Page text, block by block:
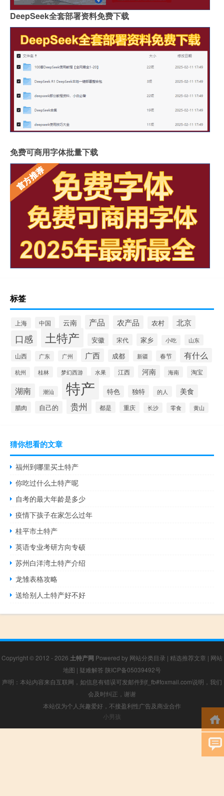
DeepSeek全套部署资料免费下载
免费可商用字体批量下载
标签
上海 中国 云南 产品 农产品 农村 北京
口感 土特产 安徽 宋代 家乡 小吃 山东
山西 广东 广州 广西 成都 新疆 春节 有什么
杭州 桂林 梦幻西游 水果 江西 河南 海南 淘宝
湖南 潮汕 特产 特色 独特 的人 美食
腊肉 自己的 贵州 都是 重庆 长沙 零食 黄山
猜你想看的文章
福州到哪里买土特产
你吃过什么土特产呢
自考的最大年龄是多少
疫情下孩子在家怎么过年
桂平市土特产
英语专业考研方向专硕
苏州白洋湾土特产介绍
龙雏表格攻略
送给别人土特产好不好
Copyright © 2012 - 2026 土特产网 Powered by 网站分类目录 | 精选推荐文章 | 网站
地图 | 疑难解答 陕ICP备05039492号
声明：本站内容来自互联网，如信息有错误可发邮件到f_fb#foxmail.com说明，我们
会及时纠正，谢谢
本站仅为个人兴趣爱好，不接盈利性广告及商业合作
小男孩